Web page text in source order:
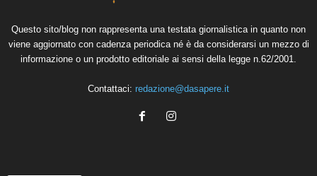
Questo sito/blog non rappresenta una testata giornalistica in quanto non
viene aggiornato con cadenza periodica né è da considerarsi un mezzo di
informazione o un prodotto editoriale ai sensi della legge n.62/2001.
Contattaci: redazione@dasapere.it